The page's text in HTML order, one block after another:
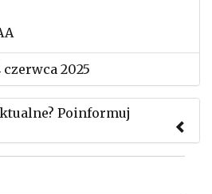
2025
Poinformuj
aby przesłać informację o
mityngu.